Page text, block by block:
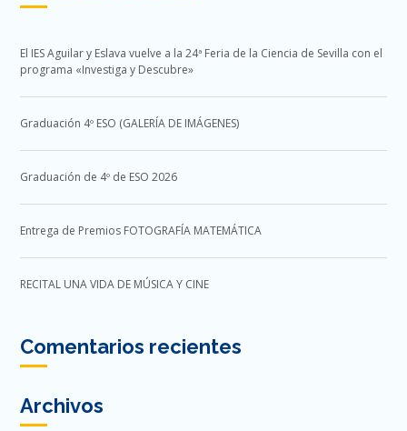
El IES Aguilar y Eslava vuelve a la 24ª Feria de la Ciencia de Sevilla con el
programa «Investiga y Descubre»
Graduación 4º ESO (GALERÍA DE IMÁGENES)
Graduación de 4º de ESO 2026
Entrega de Premios FOTOGRAFÍA MATEMÁTICA
RECITAL UNA VIDA DE MÚSICA Y CINE
Comentarios recientes
Archivos